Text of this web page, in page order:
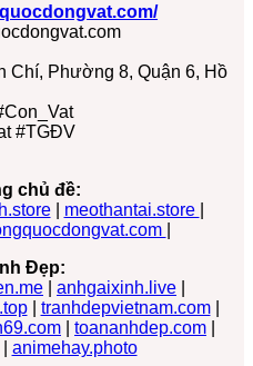
Chí, Phường 8, Quận 6, Hồ
#TGĐV
chủ đề:
| meothantai.store
Đẹp:
anhgaixinh.live
| tranhdepvietnam.com|
toananhdep.com
animehay.photo